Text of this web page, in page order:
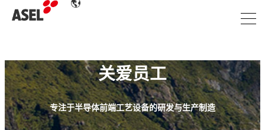
关爱员工
专注于半导体前端工艺设备的研发与生产制造